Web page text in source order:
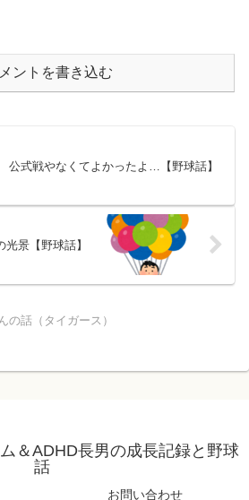
ントを書き込む
公式戦やなくてよかったよ…【野球話】
光景【野球話】
の話（タイガース）
＆ADHD長男の成長記録と野球
話
お問い合わせ